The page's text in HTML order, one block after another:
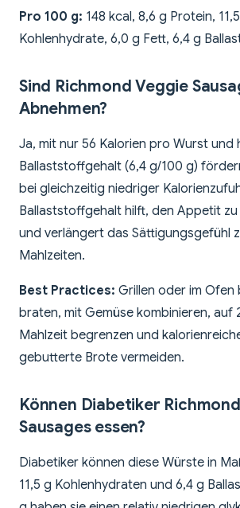
Pro 100 g: 148 kcal, 8,6 g Protein,
Kohlenhydrate, 6,0 g Fett, 6,4 g
Sind Richmond Veggie
Abnehmen?
Ja, mit nur 56 Kalorien pro Wurst und
Ballaststoffgehalt (6,4 g/100 g)
bei gleichzeitig niedriger
Ballaststoffgehalt hilft, den Appetit
und verlängert das Sättigungsgefühl
Mahlzeiten.
Best Practices: Grillen oder im
braten, mit Gemüse kombinieren, auf
Mahlzeit begrenzen und
gebutterte Brote vermeiden.
Können Diabetiker
Sausages essen?
Diabetiker können diese Würste in
11,5 g Kohlenhydraten und 6,4 g